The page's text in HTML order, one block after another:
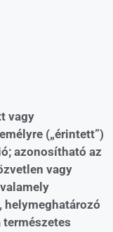
vagy
(„érintett”)
azonosítható az
vagy
helymeghatározó